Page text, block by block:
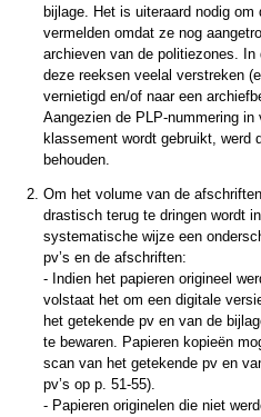
bijlage. Het is uiteraard nodig
vermelden omdat ze nog
archieven van de politiezones.
deze reeksen veelal verstreken
vernietigd en/of naar een
Aangezien de PLP-nummering
klassement wordt gebruikt, werd
behouden.
Om het volume van de
drastisch terug te dringen wordt
systematische wijze een
pv’s en de afschriften:
- Indien het papieren origineel
volstaat het om een digitale
het getekende pv en van de
te bewaren. Papieren kopieën
scan van het getekende pv en
pv’s op p. 51-55).
- Papieren originelen die niet